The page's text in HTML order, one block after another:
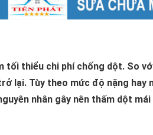
thiểu chi phí chống dột. So
Tùy theo mức độ nặng hay
nhân gây nên thấm dột